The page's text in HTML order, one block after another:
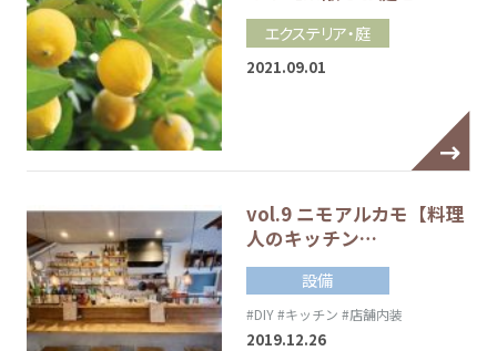
エクステリア・庭
2021.09.01
vol.9 ニモアルカモ【料理
人のキッチン…
設備
#DIY#キッチン #店舗内装
2019.12.26